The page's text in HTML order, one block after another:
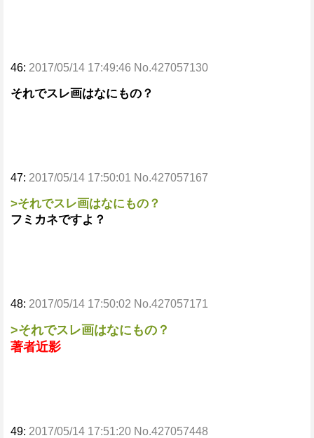
46: 2017/05/14 17:49:46 No.427057130
それでスレ画はなにもの？
47: 2017/05/14 17:50:01 No.427057167
>それでスレ画はなにもの？
フミカネですよ？
48: 2017/05/14 17:50:02 No.427057171
>それでスレ画はなにもの？
著者近影
49: 2017/05/14 17:51:20 No.427057448